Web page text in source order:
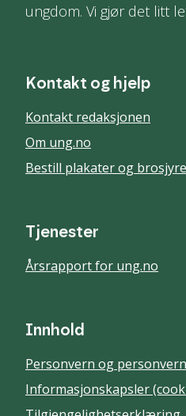
ungdom. Vi gjør det litt
Kontakt og hjelp
Kontakt redaksjonen
Om ung.no
Bestill plakater og
Tjenester
Årsrapport for ung.no
Innhold
Personvern og
Informasjonskapsler